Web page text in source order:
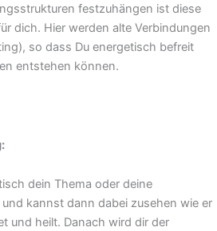
festzuhängen ist diese
dich. Hier werden alte Verbindungen
so dass Du energetisch befreit
entstehen können.
dein Thema oder deine
kannst dann dabei zusehen wie er
und heilt. Danach wird dir der